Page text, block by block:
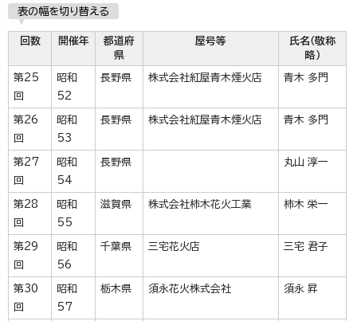
表の幅を切り替える
回数 開催年
都道府
県
屋号等
氏名（敬称
略）
第25
回
昭和
52
長野県 株式会社紅屋青木煙火店 青木 多門
第26
回
昭和
53
長野県 株式会社紅屋青木煙火店 青木 多門
第27
回
昭和
54
長野県 丸山 淳一
第28
回
昭和
55
滋賀県 株式会社柿木花火工業 柿木 栄一
第29
回
昭和
56
千葉県 三宅花火店 三宅 君子
第30
回
昭和
57
栃木県 須永花火株式会社 須永 昇